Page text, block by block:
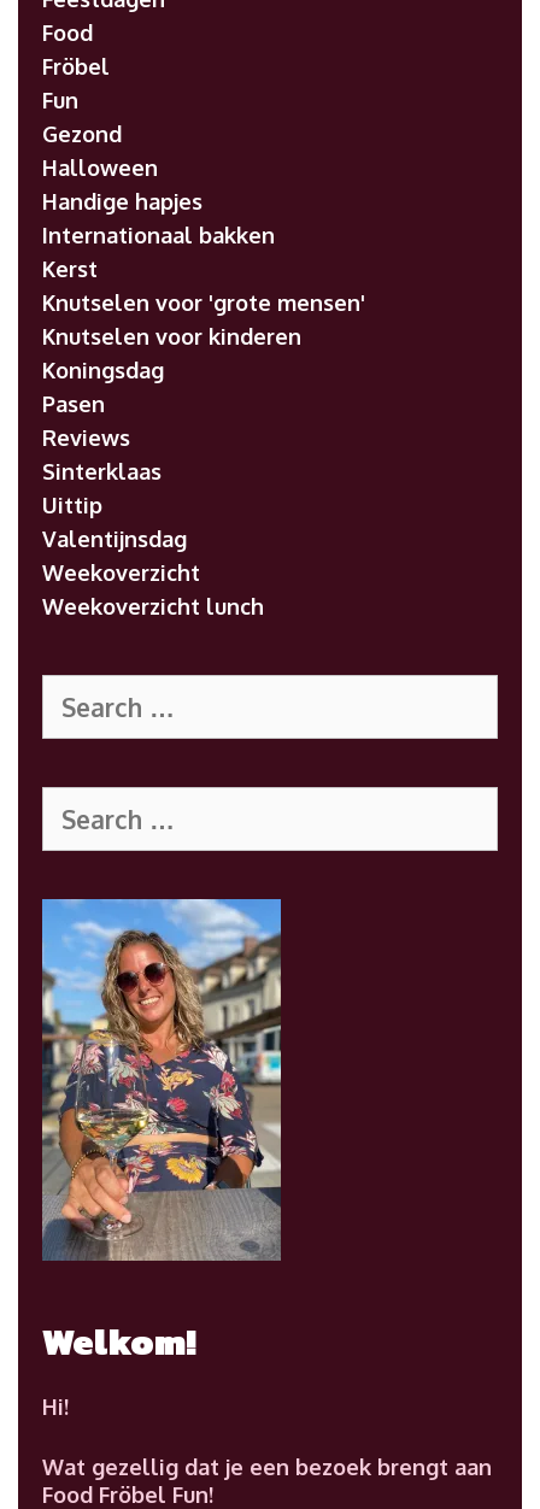
Food
Fröbel
Fun
Gezond
Halloween
Handige hapjes
Internationaal bakken
Kerst
Knutselen voor 'grote mensen'
Knutselen voor kinderen
Koningsdag
Pasen
Reviews
Sinterklaas
Uittip
Valentijnsdag
Weekoverzicht
Weekoverzicht lunch
for:
for:
Welkom!
Hi!
Wat gezellig dat je een bezoek brengt aan
Food Fröbel Fun!